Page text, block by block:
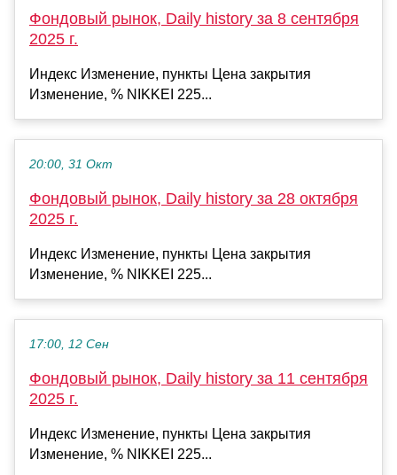
Фондовый рынок, Daily history за 8 сентября
2025 г.
Индекс Изменение, пункты Цена закрытия
Изменение, % NIKKEI 225...
20:00, 31 Окт
Фондовый рынок, Daily history за 28 октября
2025 г.
Индекс Изменение, пункты Цена закрытия
Изменение, % NIKKEI 225...
17:00, 12 Сен
Фондовый рынок, Daily history за 11 сентября
2025 г.
Индекс Изменение, пункты Цена закрытия
Изменение, % NIKKEI 225...